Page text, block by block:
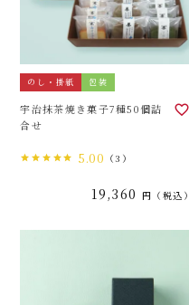
のし・掛紙 包装
宇治抹茶焼き菓子7種50個詰
合せ
5.00 （3）
19,360 税込